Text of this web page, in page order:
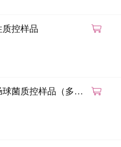
控样品
菌质控样品（多管